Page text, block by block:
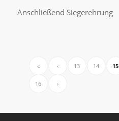
Anschließend Siegerehrung
« ‹ 13 14 15
16 ›